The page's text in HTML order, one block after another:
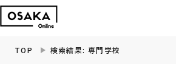
TOP 検索結果: 専門学校